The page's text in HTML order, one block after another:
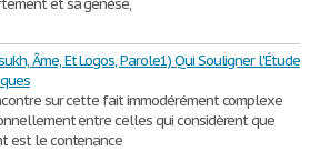
et sa genèse,
Âme, Et Logos, Parole1) Qui Souligner l'Étude
sur cette fait immodérément complexe
entre celles qui considèrent que
est le contenance